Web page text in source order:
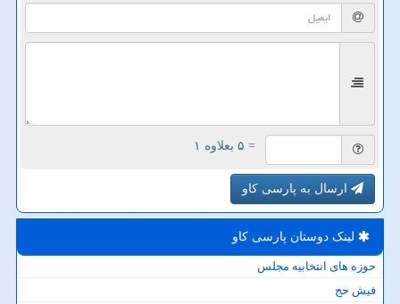
= ۵ بعلاوه ۱
ارسال به پارسی کاو
لینک دوستان پارسی كاو
حوزه های انتخابیه مجلس
فیش حج